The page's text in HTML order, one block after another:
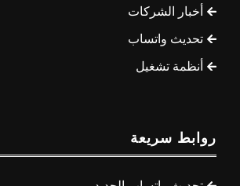
أخبار الشركات
تحديث واتساب
أنظمة تشغيل
روابط سريعة